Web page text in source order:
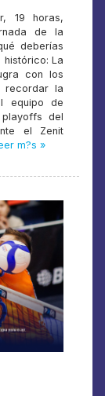
19 horas,
de la
deberías
La
con los
recordar la
equipo de
del
el Zenit
m?s »